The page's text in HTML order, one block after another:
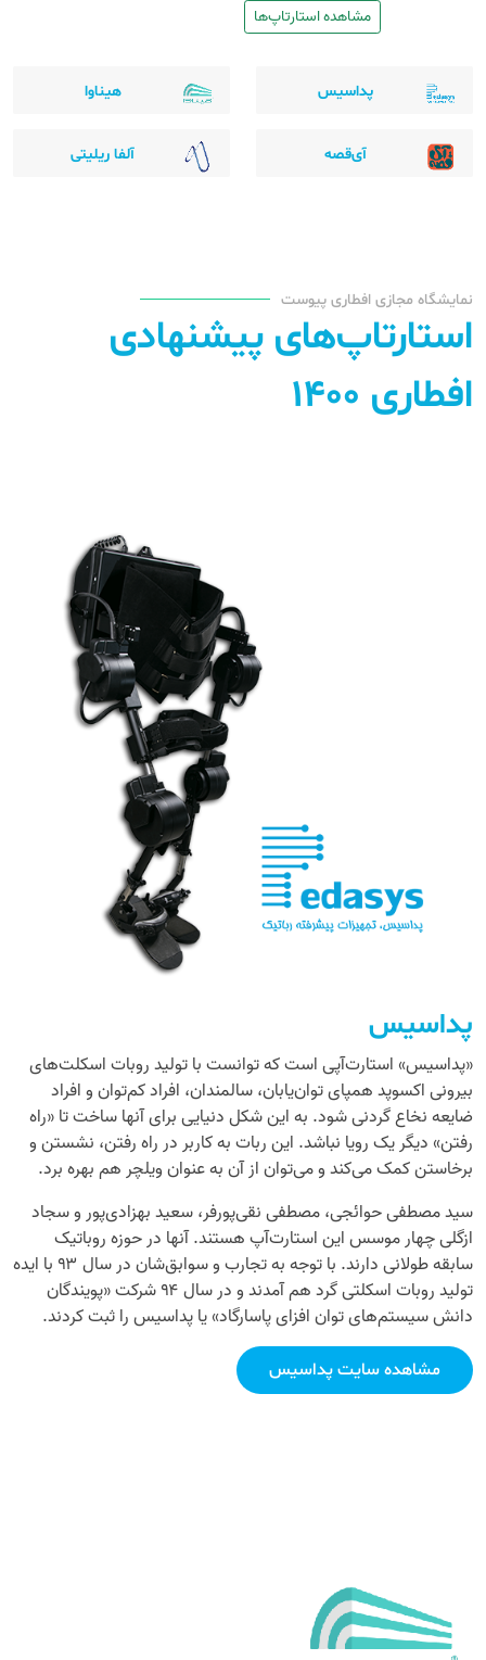
مشاهده استارتاپ‌ها
پداسیس هیناوا
آی‌قصه آلفا ریلیتی
نمایشگاه مجازی افطاری پیوست
استارتاپ‌های پیشنهادی
افطاری ۱۴۰۰
پداسیس
«پداسیس» استارت‌آپی است که توانست با تولید روبات اسکلت‌های
بیرونی اکسوپد همپای توان‌یابان، سالمندان، افراد کم‌توان و افراد
ضایعه نخاع گردنی شود. به این شکل دنیایی برای آنها ساخت تا «راه
‌رفتن» دیگر یک رویا نباشد. این ربات به کاربر در راه رفتن، نشستن و
برخاستن کمک می‌کند و می‌توان از آن به عنوان ویلچر هم بهره برد.
سید مصطفی حوائجی، مصطفی نقی‌پورفر، سعید بهزادی‌پور و سجاد
ازگلی چهار موسس این استارت‌آپ هستند. آنها در حوزه روباتیک
سابقه طولانی دارند. با توجه به تجارب و سوابق‌شان در سال ۹۳ با ایده
تولید روبات اسکلتی گرد هم آمدند و در سال ۹۴ شرکت «پویندگان
دانش سیستم‌های توان افزای پاسارگاد» یا پداسیس را ثبت کردند.
مشاهده سایت پداسیس